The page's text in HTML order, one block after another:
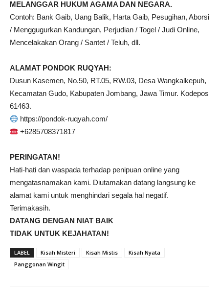
MELANGGAR HUKUM AGAMA DAN NEGARA.
Contoh: Bank Gaib, Uang Balik, Harta Gaib, Pesugihan, Aborsi
/ Menggugurkan Kandungan, Perjudian / Togel / Judi Online,
Mencelakakan Orang / Santet / Teluh, dll.
ALAMAT PONDOK RUQYAH:
Dusun Kasemen, No.50, RT.05, RW.03, Desa Wangkalkepuh,
Kecamatan Gudo, Kabupaten Jombang, Jawa Timur. Kodepos
61463.
https://pondok-ruqyah.com/
+6285708371817
PERINGATAN!
Hati-hati dan waspada terhadap penipuan online yang
mengatasnamakan kami. Diutamakan datang langsung ke
alamat kami untuk menghindari segala hal negatif.
Terimakasih.
DATANG DENGAN NIAT BAIK
TIDAK UNTUK KEJAHATAN!
LABEL Kisah Misteri Kisah Mistis
Kisah Nyata
Panggonan Wingit